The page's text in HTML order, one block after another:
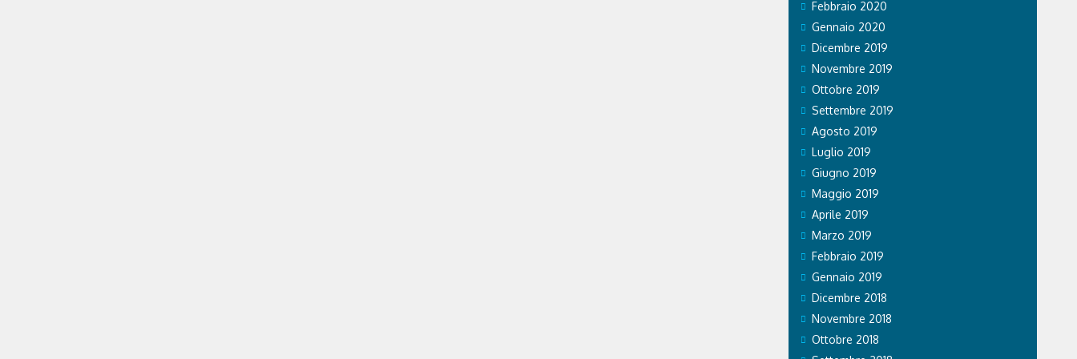
Febbraio 2020
Gennaio 2020
Dicembre 2019
Novembre 2019
Ottobre 2019
Settembre 2019
Agosto 2019
Luglio 2019
Giugno 2019
Maggio 2019
Aprile 2019
Marzo 2019
Febbraio 2019
Gennaio 2019
Dicembre 2018
Novembre 2018
Ottobre 2018